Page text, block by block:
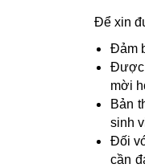
Để xin
Đảm
Được
mời
Bản
sinh
Đối
cần